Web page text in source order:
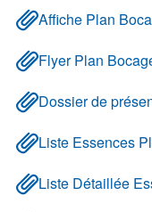
Affiche Plan
Flyer Plan
Dossier de
Liste Essences
Liste Détaillée